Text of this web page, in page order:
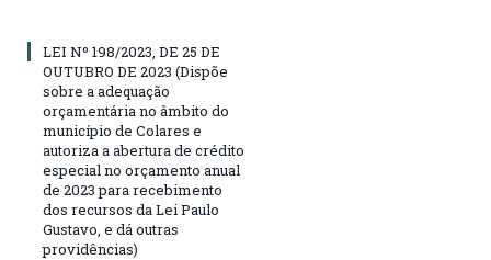
LEI Nº 198/2023, DE 25 DE
OUTUBRO DE 2023 (Dispõe
sobre a adequação
orçamentária no âmbito do
município de Colares e
autoriza a abertura de crédito
especial no orçamento anual
de 2023 para recebimento
dos recursos da Lei Paulo
Gustavo, e dá outras
providências)